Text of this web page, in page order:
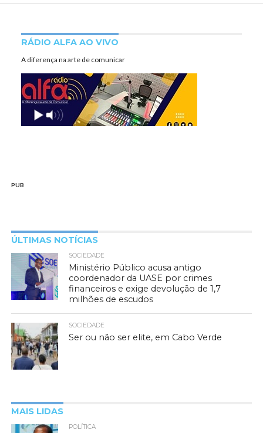
RÁDIO ALFA AO VIVO
A diferença na arte de comunicar
PUB
ÚLTIMAS NOTÍCIAS
SOCIEDADE
Ministério Público acusa antigo
coordenador da UASE por crimes
financeiros e exige devolução de 1,7
milhões de escudos
SOCIEDADE
Ser ou não ser elite, em Cabo Verde
MAIS LIDAS
POLÍTICA